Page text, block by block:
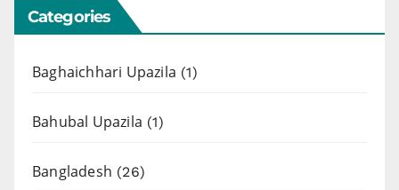
Categories
Baghaichhari Upazila (1)
Bahubal Upazila (1)
Bangladesh (26)